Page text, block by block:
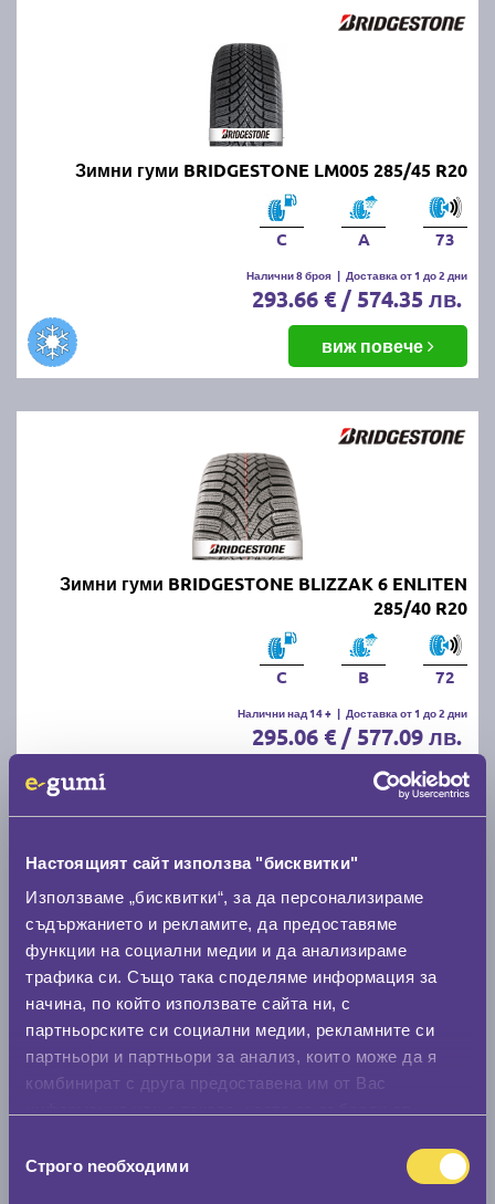
Настоящият сайт използва "бисквитки"
Използваме „бисквитки“, за да персонализираме
съдържанието и рекламите, да предоставяме
функции на социални медии и да анализираме
трафика си. Също така споделяме информация за
начина, по който използвате сайта ни, с
партньорските си социални медии, рекламните си
партньори и партньори за анализ, които може да я
комбинират с друга предоставена им от Вас
наСтрого nеобходими
Зимни гуми BRIDGESTONE LM005 285/45 R20
C A 73
Налични 8 броя | Доставка от 1 до 2 дни
293.66 € / 574.35 лв.
виж повече
Зимни гуми BRIDGESTONE BLIZZAK 6 ENLITEN
285/40 R20
C B 72
Налични над 14 + | Доставка от 1 до 2 дни
295.06 € / 577.09 лв.
виж повече
C B 72
Доставка от 1 до 2 дни
296.35 € / 579.61 лв.